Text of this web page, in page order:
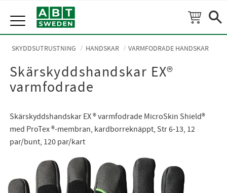
Meny
SKYDDSUTRUSTNING HANDSKAR VARMFODRADE HANDSKAR
Skärskyddshandskar EX®
varmfodrade
Skärskyddshandskar EX ® varmfodrade MicroSkin Shield®
med ProTex ®-membran, kardborreknäppt, Str 6-13, 12
par/bunt, 120 par/kart